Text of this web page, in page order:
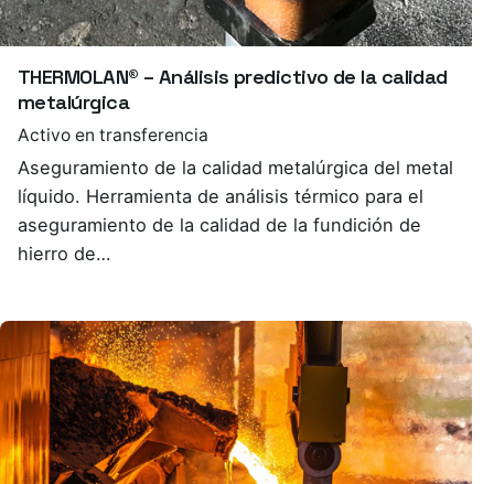
THERMOLAN® – Análisis predictivo de la calidad
metalúrgica
Activo en transferencia
Aseguramiento de la calidad metalúrgica del metal
líquido. Herramienta de análisis térmico para el
aseguramiento de la calidad de la fundición de
hierro de…